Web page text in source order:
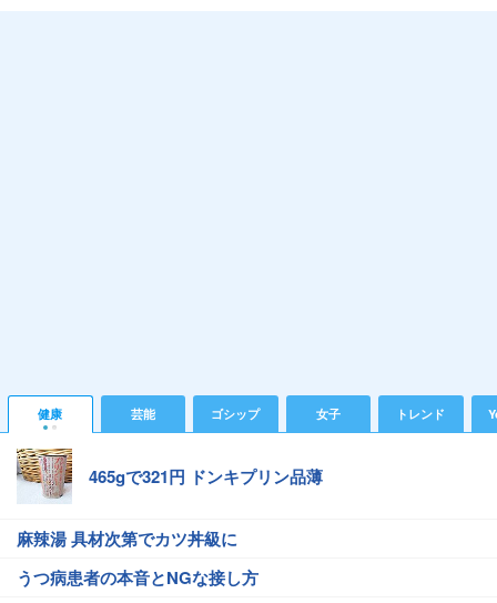
健康 芸能 ゴシップ 女子 トレンド
465gで321円 ドンキプリン品薄
麻辣湯 具材次第でカツ丼級に
うつ病患者の本音とNGな接し方